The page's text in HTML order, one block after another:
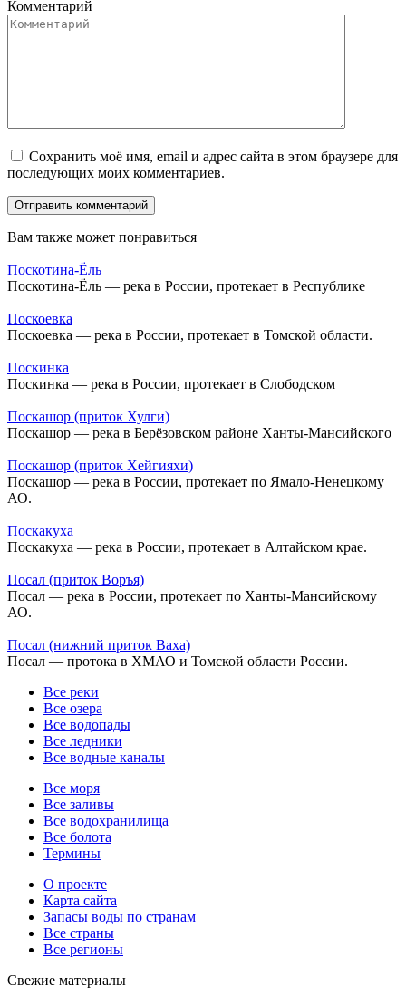
Комментарий
Сохранить моё имя, email и адрес сайта в этом браузере для
последующих моих комментариев.
Вам также может понравиться
Поскотина-Ёль
Поскотина-Ёль — река в России, протекает в Республике
Поскоевка
Поскоевка — река в России, протекает в Томской области.
Поскинка
Поскинка — река в России, протекает в Слободском
Поскашор (приток Хулги)
Поскашор — река в Берёзовском районе Ханты-Мансийского
Поскашор (приток Хейгияхи)
Поскашор — река в России, протекает по Ямало-Ненецкому
АО.
Поскакуха
Поскакуха — река в России, протекает в Алтайском крае.
Посал (приток Воръя)
Посал — река в России, протекает по Ханты-Мансийскому
АО.
Посал (нижний приток Ваха)
Посал — протока в ХМАО и Томской области России.
Все реки
Все озера
Все водопады
Все ледники
Все водные каналы
Все моря
Все заливы
Все водохранилища
Все болота
Термины
О проекте
Карта сайта
Запасы воды по странам
Все страны
Все регионы
Свежие материалы